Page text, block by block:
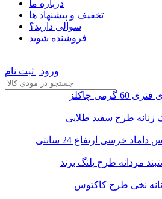
درباره ما
تخفیف و پیشنهاد ها
سوالی دارید؟
فروشنده شوید
ورود | ثبت نام
گرمی چاکلز
زنانه طرح سفید طلایی
خرسی ارتفاع 24 سانتی
نخی طرح کاکتوس